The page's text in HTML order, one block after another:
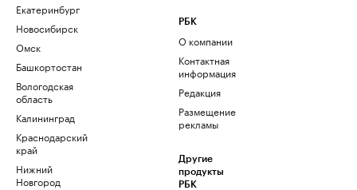
Екатеринбург
Новосибирск
Омск
Башкортостан
Вологодская
область
Калининград
Краснодарский
край
Нижний
Новгород
РБК
О компании
Контактная
информация
Редакция
Размещение
рекламы
Другие
продукты
РБК